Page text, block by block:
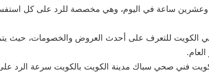
وعشرين ساعة في اليوم، وهي مخصصة للرد على كل
الكويت للتعرف على أحدث العروض والخصومات، حيث
فني صحي سباك مدينة الكويت بالكويت سرعة الرد